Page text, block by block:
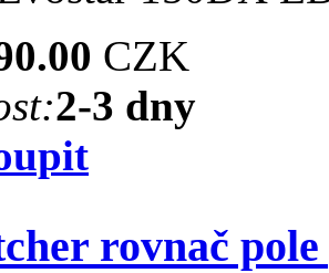
CZK
2-3 dny
rovnač